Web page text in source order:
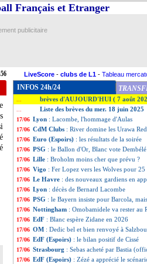
Français et Etranger
publicitaire
LiveScore - clubs de L1 - Tableau
INFOS 24h/24
brèves d'AUJOURD'HUI ( 7 août
Liste des brèves du mer. 18 juin 2025
17/06 Lyon : Lacombe, l'hommage d'Aulas
17/06 CdM Clubs : River domine les Urawa
17/06 Euro (Espoirs) : les résultats de la soirée
17/06 PSG : le Ballon d'Or, Blanc vote Dembélé
17/06 Lille : Broholm moins cher que prévu ?
17/06 Vigo : Fer Lopez vers les Wolves pour
17/06 Le Havre : des nouveaux gardiens en
17/06 Lyon : décès de Bernard Lacombe
17/06 PSG : le Bayern insiste pour Barcola,
17/06 Nottingham : Omobamidele va rester au
17/06 EdF : Blanc espère Zidane en 2026
17/06 OM : Dedic bel et bien renvoyé à
17/06 EdF (Espoirs) : le bilan positif de Cissé
17/06 Strasbourg : Sebas acheté par Bastia
17/06 EdF (Espoirs) : Zézé a apprécié le